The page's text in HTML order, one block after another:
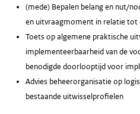
(mede) Bepalen belang en nut/
en uitvraagmoment in relatie tot
Toets op algemene praktische
implementeerbaarheid van de
benodigde doorlooptijd voor
Advies beheerorganisatie op
bestaande uitwisselprofielen